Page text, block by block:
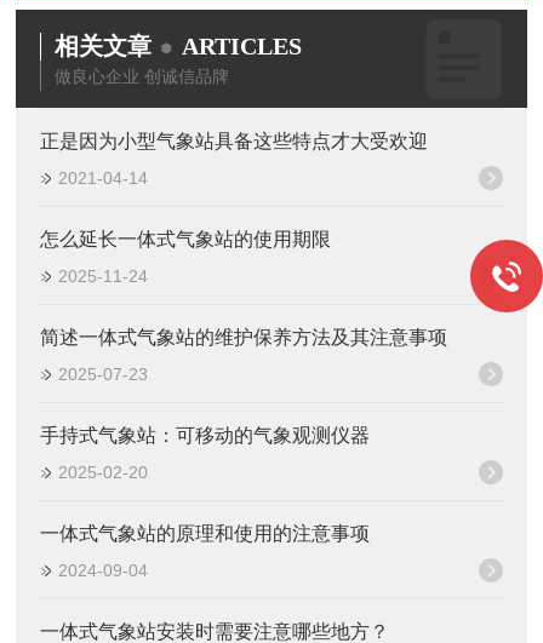
相关文章 ARTICLES
做良心企业 创诚信品牌
正是因为小型气象站具备这些特点才大受欢迎
2021-04-14
怎么延长一体式气象站的使用期限
2025-11-24
简述一体式气象站的维护保养方法及其注意事项
2025-07-23
手持式气象站：可移动的气象观测仪器
2025-02-20
一体式气象站的原理和使用的注意事项
2024-09-04
一体式气象站安装时需要注意哪些地方？